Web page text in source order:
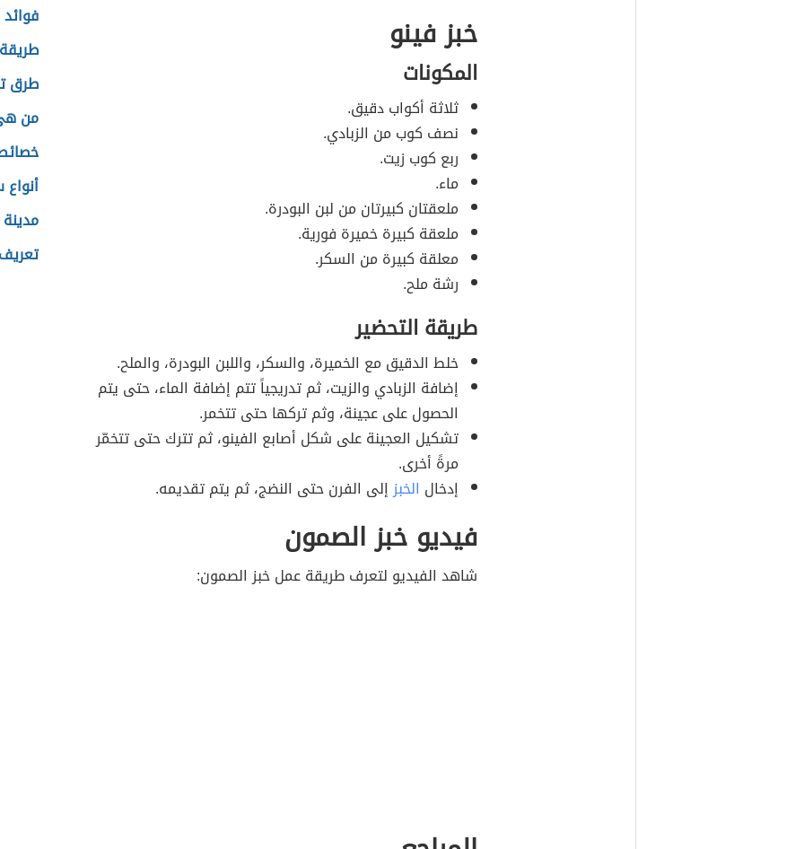
خبز فينو
المكونات
ثلاثة أكواب دقيق.
نصف كوب من الزبادي.
ربع كوب زيت.
ماء.
ملعقتان كبيرتان من لبن البودرة.
ملعقة كبيرة خميرة فورية.
معلقة كبيرة من السكر.
رشة ملح.
طريقة التحضير
خلط الدقيق مع الخميرة، والسكر، واللبن البودرة، والملح.
إضافة الزبادي والزيت، ثم تدريجياً تتم إضافة الماء، حتى يتم
الحصول على عجينة، وثم تركها حتى تتخمر.
تشكيل العجينة على شكل أصابع الفينو، ثم تترك حتى تتخمّر
مرةً أخرى.
إدخال الخبزإلى الفرن حتى النضج، ثم يتم تقديمه.
فيديو خبز الصمون
شاهد الفيديو لتعرف طريقة عمل خبز الصمون:
طرق
من